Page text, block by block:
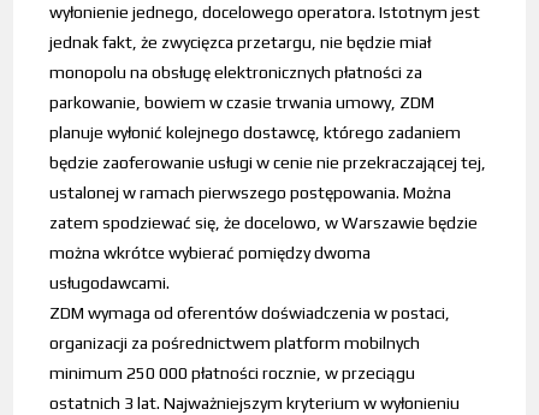
wyłonienie jednego, docelowego operatora. Istotnym jest
jednak fakt, że zwycięzca przetargu, nie będzie miał
monopolu na obsługę elektronicznych płatności za
parkowanie, bowiem w czasie trwania umowy, ZDM
planuje wyłonić kolejnego dostawcę, którego zadaniem
będzie zaoferowanie usługi w cenie nie przekraczającej tej,
ustalonej w ramach pierwszego postępowania. Można
zatem spodziewać się, że docelowo, w Warszawie będzie
można wkrótce wybierać pomiędzy dwoma
usługodawcami.
ZDM wymaga od oferentów doświadczenia w postaci,
organizacji za pośrednictwem platform mobilnych
minimum 250 000 płatności rocznie, w przeciągu
ostatnich 3 lat. Najważniejszym kryterium w wyłonieniu